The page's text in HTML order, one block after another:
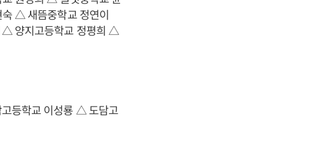
△ 새뜸중학교 정연이
△ 양지고등학교 정평희 △
등학교 이성룡 △ 도담고